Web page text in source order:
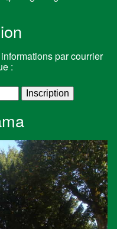
par courrier
: